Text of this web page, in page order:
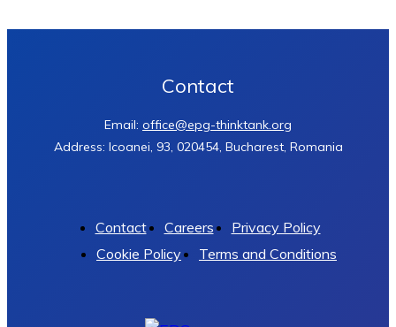
Contact
Email: office@epg-thinktank.org
Address: Icoanei, 93, 020454, Bucharest, Romania
Contact Careers
Privacy Policy
Cookie Policy
Terms and Conditions